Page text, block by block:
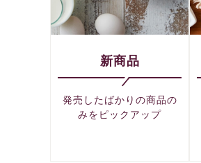
新商品
発売したばかりの商品の
みをピックアップ